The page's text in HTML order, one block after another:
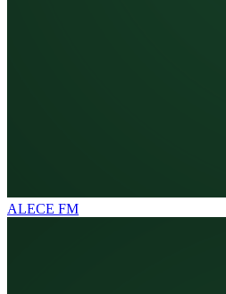
ALECE FM